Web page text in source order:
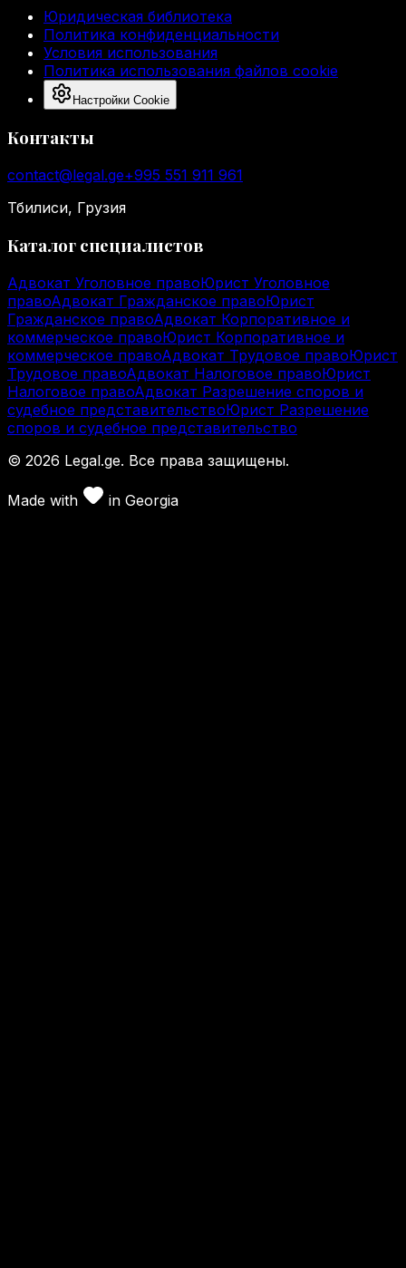
Юридическая библиотека
Политика конфиденциальности
Условия использования
Политика использования файлов cookie
Настройки Cookie
Контакты
contact@legal.ge+995 551 911 961
Тбилиси, Грузия
Каталог специалистов
Адвокат Уголовное правоЮрист Уголовное
правоАдвокат Гражданское правоЮрист
Гражданское правоАдвокат Корпоративное и
коммерческое правоЮрист Корпоративное и
коммерческое правоАдвокат Трудовое правоЮрист
Трудовое правоАдвокат Налоговое правоЮрист
Налоговое правоАдвокат Разрешение споров и
судебное представительствоЮрист Разрешение
споров и судебное представительство
© 2026 Legal.ge. Все права защищены.
Made with in Georgia